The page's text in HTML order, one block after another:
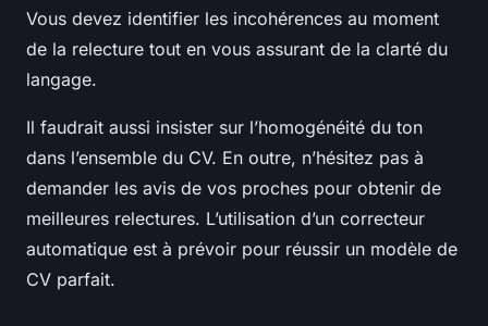
Vous devez identifier les incohérences au moment
de la relecture tout en vous assurant de la clarté du
langage.
Il faudrait aussi insister sur l’homogénéité du ton
dans l’ensemble du CV. En outre, n’hésitez pas à
demander les avis de vos proches pour obtenir de
meilleures relectures. L’utilisation d’un correcteur
automatique est à prévoir pour réussir un modèle de
CV parfait.